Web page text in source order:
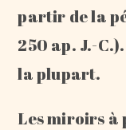
partir de la
250 ap. J.-
la plupart.
Les miroirs à